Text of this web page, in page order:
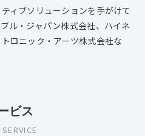
ィブソリューションを手がけて
ル・ジャパン株式会社、ハイネ
ロニック・アーツ株式会社な
ビス